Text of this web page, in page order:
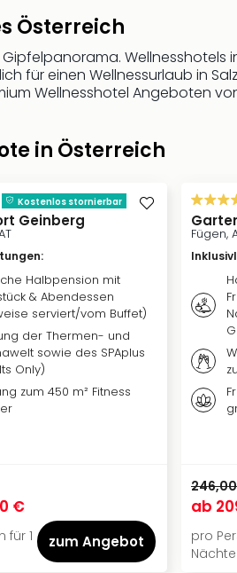
Österreich
für einen Wellnessurlaub in
Wellnesshotel Angeboten
in Österreich
Kostenlos stornierbar
Geinberg
:
Halbpension mit
& Abendessen
serviert/vom Buffet)
der Thermen- und
sowie des SPAplus
Only)
zum 450 m² Fitness
€
für 1
zum Angebot
Fügen,
ab
pro
Nächte